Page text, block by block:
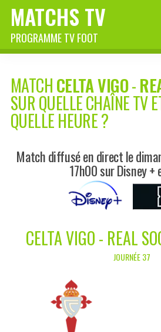
MATCHS TV
PROGRAMME TV FOOT
MATCHCELTA VIGO-
SUR QUELLE CHAÎNE TV
QUELLE HEURE ?
Match diffusé en direct le
17h00 sur Disney +
CELTA VIGO - REAL
JOURNÉE 37